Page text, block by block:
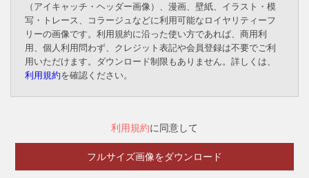
（アイキャッチ・ヘッダー画像）、漫画、壁紙、イラスト・模
写・トレース、コラージュなどに利用可能なロイヤリティーフ
リーの画像です。利用規約に沿った使い方であれば、商用利
用、個人利用問わず、クレジット表記や会員登録は不要でご利
用いただけます。ダウンロード制限もありません。詳しくは、
利用規約を確認ください。
利用規約に同意して
フルサイズ画像をダウンロード